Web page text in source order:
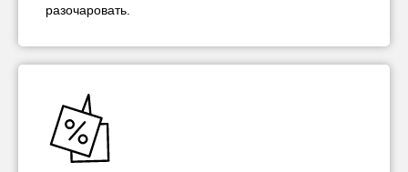
разочаровать.